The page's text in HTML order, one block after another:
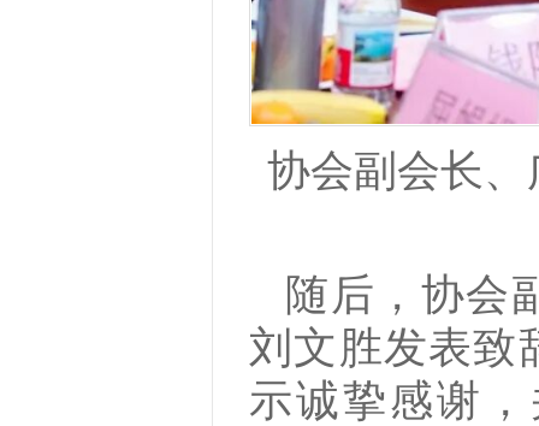
协会副会长
随后，协会
刘文胜发表致
示诚挚感谢